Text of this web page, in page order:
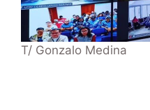
T/ Gonzalo Medina